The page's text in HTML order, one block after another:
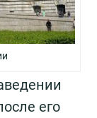
его